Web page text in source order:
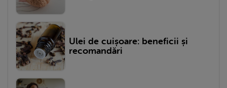
Ulei de cuișoare: beneficii și
recomandări